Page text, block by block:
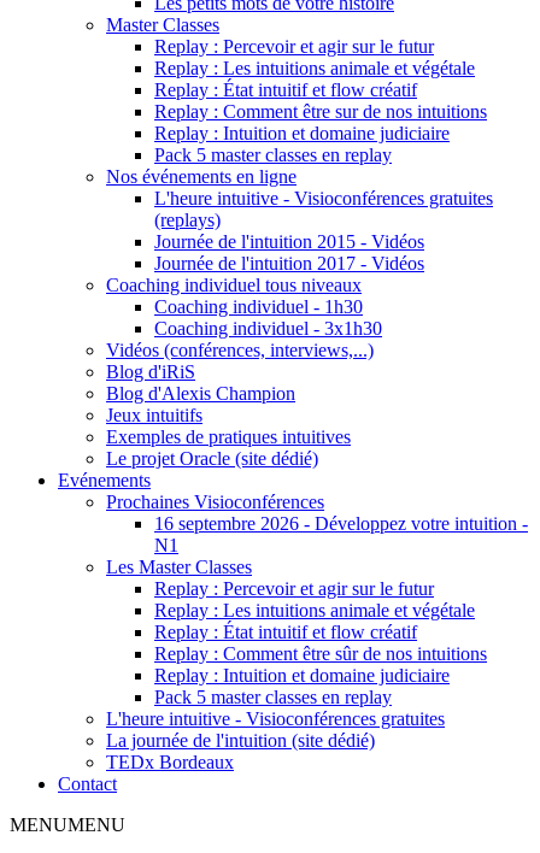
Master Classes
Replay : Percevoir et agir sur le futur
Replay : Les intuitions animale et végétale
Replay : État intuitif et flow créatif
Replay : Comment être sur de nos intuitions
Replay : Intuition et domaine judiciaire
Pack 5 master classes en replay
Nos événements en ligne
L'heure intuitive - Visioconférences gratuites
(replays)
Journée de l'intuition 2015 - Vidéos
Journée de l'intuition 2017 - Vidéos
Coaching individuel tous niveaux
Coaching individuel - 1h30
Coaching individuel - 3x1h30
Vidéos (conférences, interviews,...)
Blog d'iRiS
Blog d'Alexis Champion
Jeux intuitifs
Exemples de pratiques intuitives
Le projet Oracle (site dédié)
Evénements
Prochaines Visioconférences
16 septembre 2026 - Développez votre intuition -
N1
Les Master Classes
Replay : Percevoir et agir sur le futur
Replay : Les intuitions animale et végétale
Replay : État intuitif et flow créatif
Replay : Comment être sûr de nos intuitions
Replay : Intuition et domaine judiciaire
Pack 5 master classes en replay
L'heure intuitive - Visioconférences gratuites
La journée de l'intuition (site dédié)
TEDx Bordeaux
Contact
MENUMENU